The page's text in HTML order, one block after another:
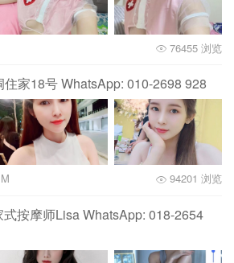
76455 浏览
家18号 WhatsApp: 010-2698 928
94201 浏览
按摩师Lisa WhatsApp: 018-2654